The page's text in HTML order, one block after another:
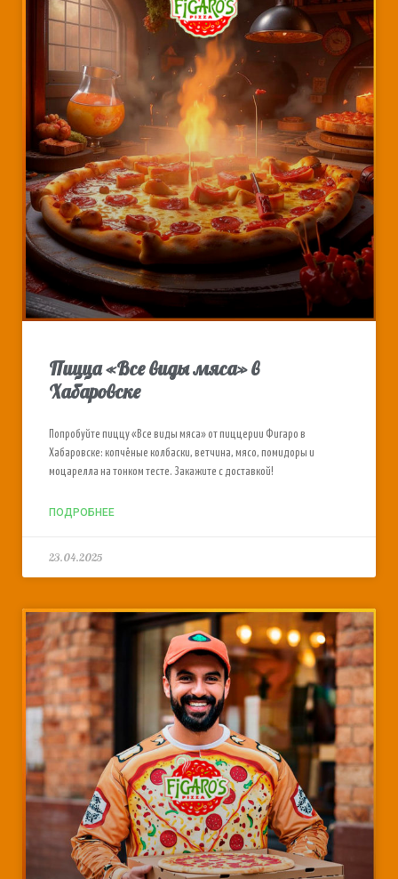
Пицца «Все виды мяса» в
Хабаровске
Попробуйте пиццу «Все виды мяса» от пиццерии Фигаро в
Хабаровске: копчёные колбаски, ветчина, мясо, помидоры и
моцарелла на тонком тесте. Закажите с доставкой!
ПОДРОБНЕЕ
23.04.2025